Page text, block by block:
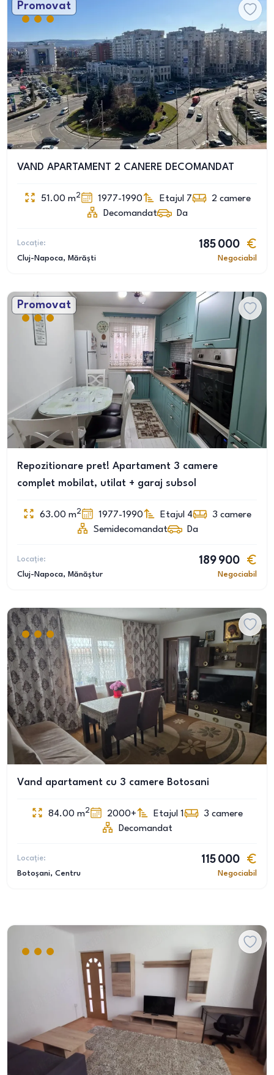
Promovat
VAND APARTAMENT 2 CANERE DECOMANDAT
51.00 m2 1977-1990 Etajul 7 2 camere
Decomandat
Da
Locație:
Cluj-Napoca, Mărăști
185 000
Negociabil
Promovat
Repozitionare pret! Apartament 3 camere
complet mobilat, utilat + garaj subsol
63.00 m2 1977-1990 Etajul 4 3 camere
Semidecomandat
Da
Locație:
Cluj-Napoca, Mănăștur
189 900
Negociabil
Vand apartament cu 3 camere Botosani
84.00 m2 2000+ Etajul 1 3 camere
Decomandat
Locație:
Botoșani, Centru
115 000
Negociabil